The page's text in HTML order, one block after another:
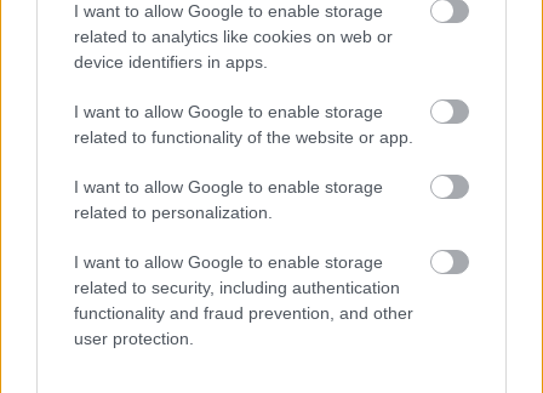
I want to allow Google to enable storage
related to analytics like cookies on web or
device identifiers in apps.
I want to allow Google to enable storage
related to functionality of the website or app.
I want to allow Google to enable storage
related to personalization.
I want to allow Google to enable storage
related to security, including authentication
functionality and fraud prevention, and other
user protection.
'RLT Best of' - Hitler
guminője
13. - Miskolc 1921-ben!
Napi érdekes (31 kép,